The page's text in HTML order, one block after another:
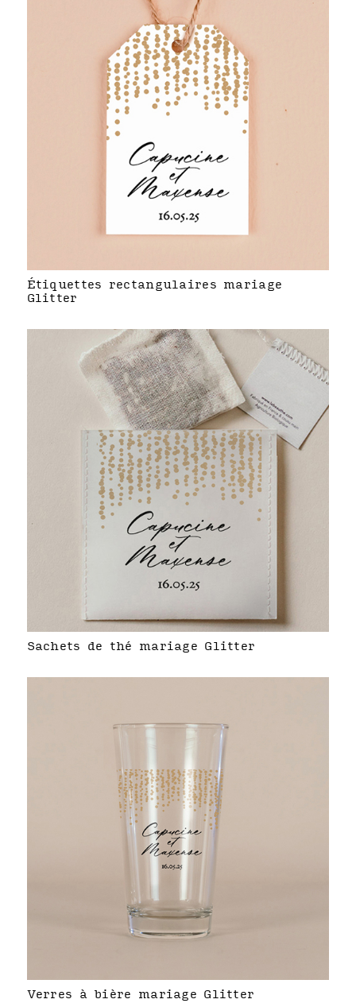
Étiquettes rectangulaires mariage
Glitter
Sachets de thé mariage Glitter
Verres à bière mariage Glitter